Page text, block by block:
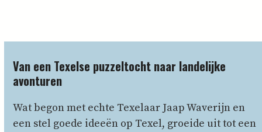
Van een Texelse puzzeltocht naar landelijke
avonturen
Wat begon met echte Texelaar Jaap Waverijn en
een stel goede ideeën op Texel, groeide uit tot een